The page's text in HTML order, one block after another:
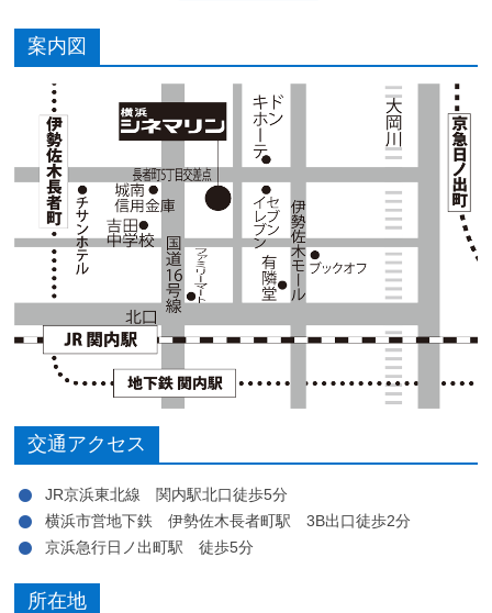
案内図
交通アクセス
JR京浜東北線 関内駅北口徒歩5分
横浜市営地下鉄 伊勢佐木長者町駅 3B出口徒歩2分
京浜急行日ノ出町駅 徒歩5分
所在地